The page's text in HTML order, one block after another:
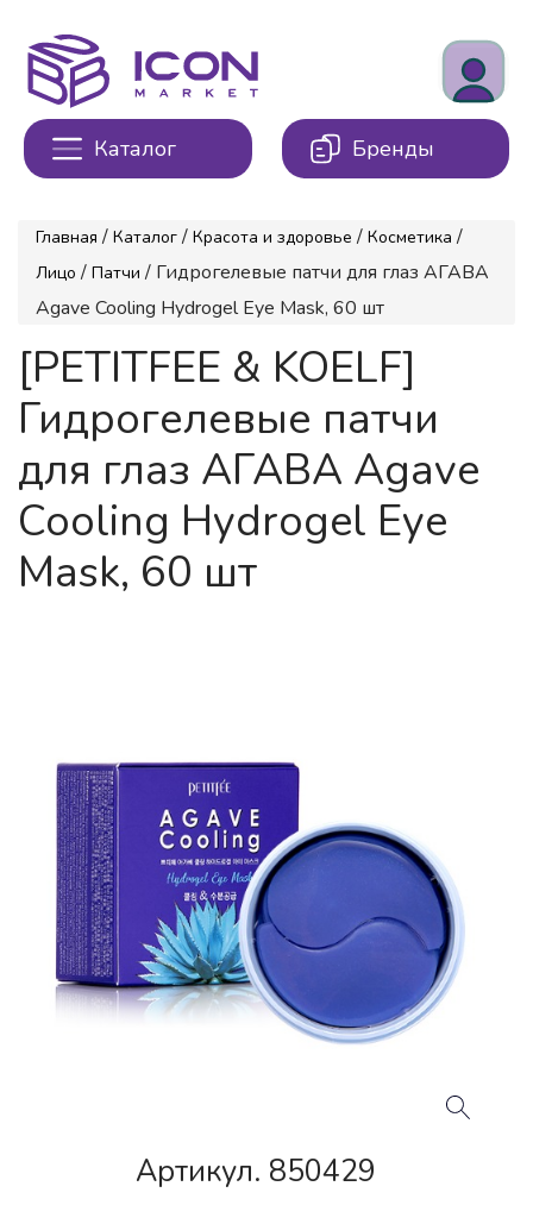
Каталог Бренды
Главная / Каталог / Красота и здоровье / Косметика /
Лицо / Патчи / Гидрогелевые патчи для глаз АГАВА
Agave Cooling Hydrogel Eye Mask, 60 шт
[PETITFEE & KOELF]
Гидрогелевые патчи
для глаз АГАВА Agave
Cooling Hydrogel Eye
Mask, 60 шт
Артикул. 850429